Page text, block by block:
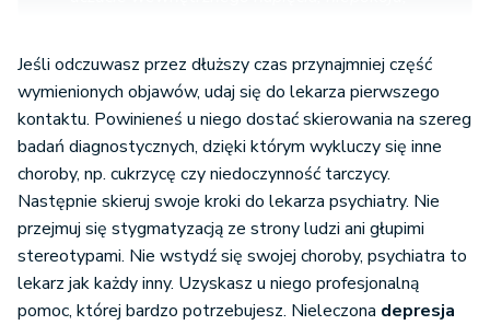
złe samopoczucie rano,
brak apetytu, chudniecie,
zaparcia, zasychanie w ustach,
bóle, przede wszystkim głowy, różnych grup
mięśniowych.”
Jeśli odczuwasz przez dłuższy czas przynajmniej część
wymienionych objawów, udaj się do lekarza pierwszego
kontaktu. Powinieneś u niego dostać skierowania na szereg
badań diagnostycznych, dzięki którym wykluczy się inne
choroby, np. cukrzycę czy niedoczynność tarczycy.
Następnie skieruj swoje kroki do lekarza psychiatry. Nie
przejmuj się stygmatyzacją ze strony ludzi ani głupimi
stereotypami. Nie wstydź się swojej choroby, psychiatra to
lekarz jak każdy inny. Uzyskasz u niego profesjonalną
pomoc, której bardzo potrzebujesz. Nieleczona depresja